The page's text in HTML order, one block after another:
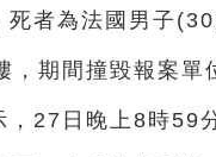
死者為法國男子
，期間撞毀報案單
，27日晚上8時59